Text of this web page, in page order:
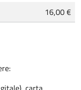
16,00 €